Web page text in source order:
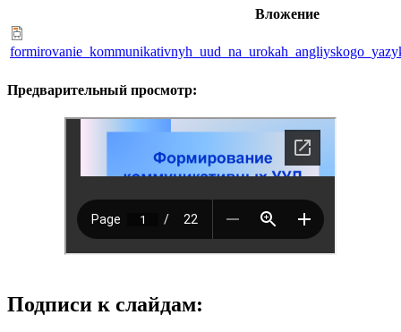
Вложение
Предварительный просмотр:
Подписи к слайдам: